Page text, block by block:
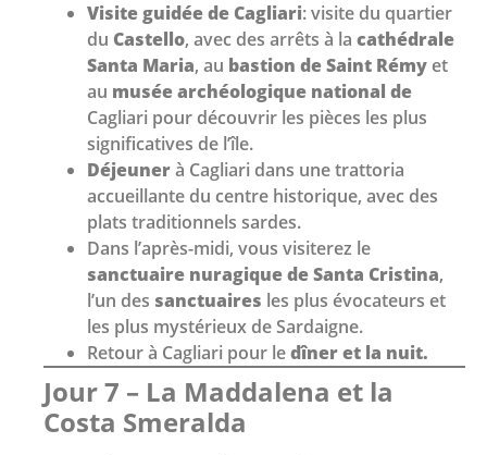
Visite guidée de Cagliari: visite du quartier
du Castello, avec des arrêts à la cathédrale
Santa Maria, au bastion de Saint Rémyet
au musée archéologique national de
Cagliari pour découvrir les pièces les plus
significatives de l’île.
Déjeunerà Cagliari dans une trattoria
accueillante du centre historique, avec des
plats traditionnels sardes.
Dans l’après-midi, vous visiterez le
sanctuaire nuragique de Santa Cristina,
l’un des sanctuaires les plus évocateurs et
les plus mystérieux de Sardaigne.
Retour à Cagliari pour ledîner et la nuit.
Jour 7 – La Maddalena et la
Costa Smeralda